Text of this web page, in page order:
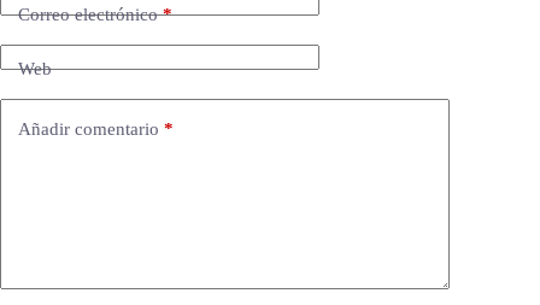
Correo electrónico*
Web
Añadir comentario *